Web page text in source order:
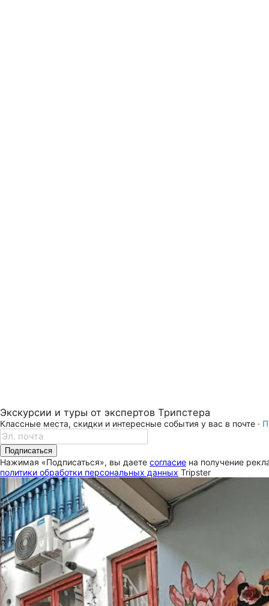
Экскурсии и туры от экспертов Трипстера
Классные места, скидки и интересные события у вас в почте ·
Подписаться
Нажимая «Подписаться», вы даете согласие на получение
политики обработки персональных данных Tripster